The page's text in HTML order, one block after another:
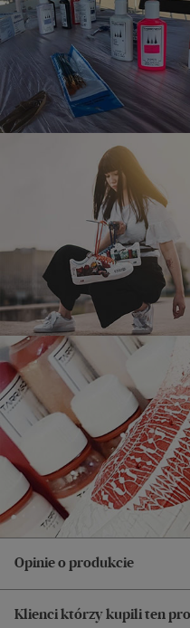
Opinie o produkcie
Klienci którzy kupili ten